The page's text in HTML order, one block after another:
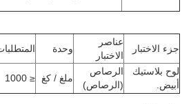
جزء الاختبار
عناصر
الاختبار
وحدة المتطلبات
لوح بلاستيك
أبيض.
الرصاص
(الرصاص)
ملغ / كغ ≤ 1000